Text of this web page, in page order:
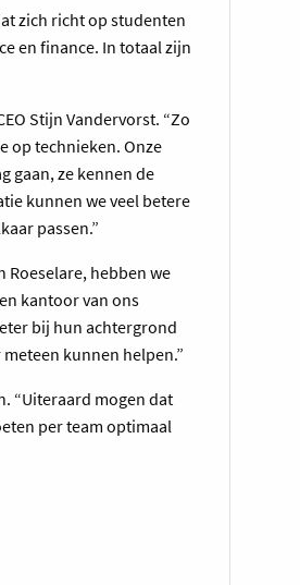
zich richt op studenten
en finance. In totaal zijn
Stijn Vandervorst. “Zo
op technieken. Onze
gaan, ze kennen de
kunnen we veel betere
passen.”
Roeselare, hebben we
kantoor van ons
bij hun achtergrond
kunnen helpen.”
“Uiteraard mogen dat
per team optimaal